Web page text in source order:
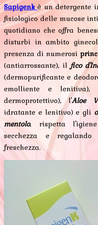
Sapigenk è un detergente
fisiologico delle mucose
quotidiano che offra
disturbi in ambito
presenza di numerosi
(antiarrossante), il fico
(dermopurificante e
emolliente e lenitiva),
dermoprotettivo), l'Aloe
idratante e lenitivo) e gli
mentolo, rispetta
secchezza e
freschezza.